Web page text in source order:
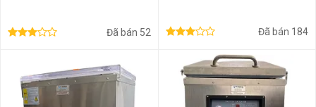
Đã bán 52 Đã bán 184